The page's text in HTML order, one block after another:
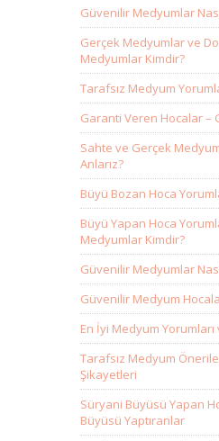
Güvenilir Medyumlar
Gerçek Medyumlar ve
Medyumlar Kimdir?
Tarafsız Medyum
Garanti Veren Hocalar –
Sahte ve Gerçek
Anlarız?
Büyü Bozan Hoca
Büyü Yapan Hoca
Medyumlar Kimdir?
Güvenilir Medyumlar
Güvenilir Medyum
En İyi Medyum
Tarafsız Medyum
Şikayetleri
Süryani Büyüsü Yapan
Büyüsü Yaptıranlar